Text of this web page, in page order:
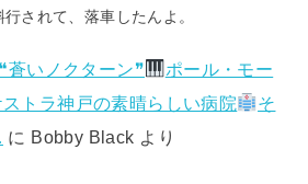
されて、落車したんよ。
❝蒼いノクターン❞
ポール・モー
トラ神戸の素晴らしい病院
そ
に Bobby Black より